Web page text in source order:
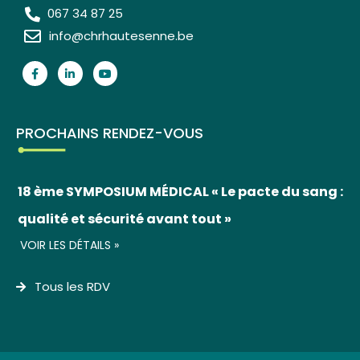
067 34 87 25
info@chrhautesenne.be
PROCHAINS RENDEZ-VOUS
18 ème SYMPOSIUM MÉDICAL « Le pacte du sang :
qualité et sécurité avant tout »
VOIR LES DÉTAILS »
Tous les RDV